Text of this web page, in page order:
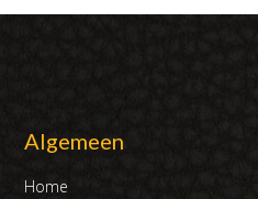
Algemeen
Home